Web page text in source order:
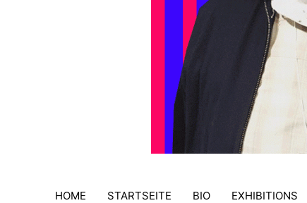
HOME STARTSEITE BIO EXHIBITIONS